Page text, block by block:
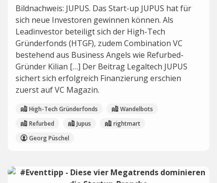
Bildnachweis: JUPUS. Das Start-up JUPUS hat für
sich neue Investoren gewinnen können. Als
Leadinvestor beteiligt sich der High-Tech
Gründerfonds (HTGF), zudem Combination VC
bestehend aus Business Angels wie Refurbed-
Gründer Kilian […] Der Beitrag Legaltech JUPUS
sichert sich erfolgreich Finanzierung erschien
zuerst auf VC Magazin.
High-Tech Gründerfonds
Wandelbots
Refurbed
Jupus
rightmart
Georg Püschel